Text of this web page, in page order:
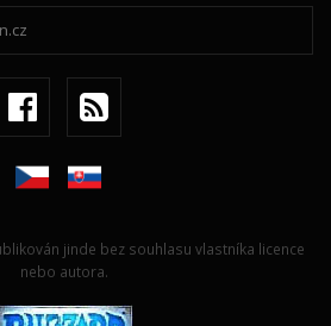
jinde bez souhlasu vlastníka licence
nebo autora.